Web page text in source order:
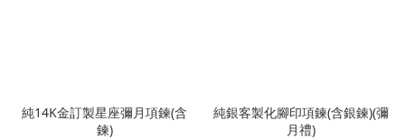
純14K金訂製星座彌月項鍊(含
鍊)
純銀客製化腳印項鍊(含銀鍊)(彌
月禮)